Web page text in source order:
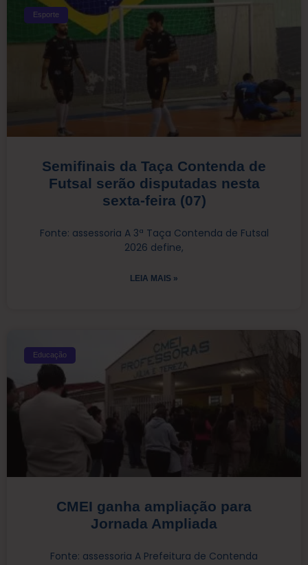
Esporte
Semifinais da Taça Contenda de
Futsal serão disputadas nesta
sexta-feira (07)
Fonte: assessoria A 3ª Taça Contenda de Futsal
2026 define,
LEIA MAIS »
Educação
CMEI ganha ampliação para
Jornada Ampliada
Fonte: assessoria A Prefeitura de Contenda